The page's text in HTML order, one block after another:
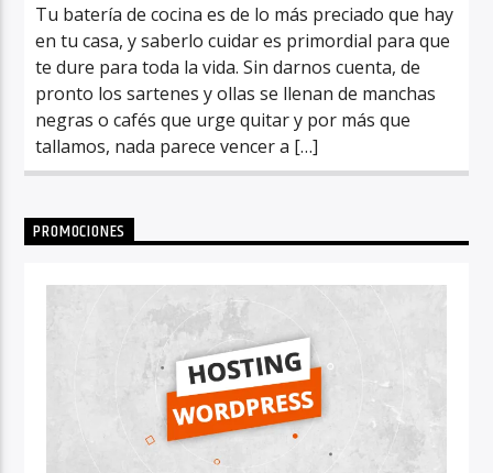
Tu batería de cocina es de lo más preciado que hay
en tu casa, y saberlo cuidar es primordial para que
te dure para toda la vida. Sin darnos cuenta, de
pronto los sartenes y ollas se llenan de manchas
negras o cafés que urge quitar y por más que
tallamos, nada parece vencer a […]
PROMOCIONES